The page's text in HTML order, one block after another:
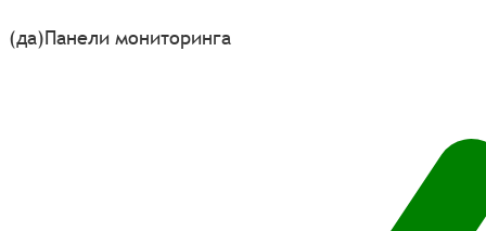
(да)Панели мониторинга